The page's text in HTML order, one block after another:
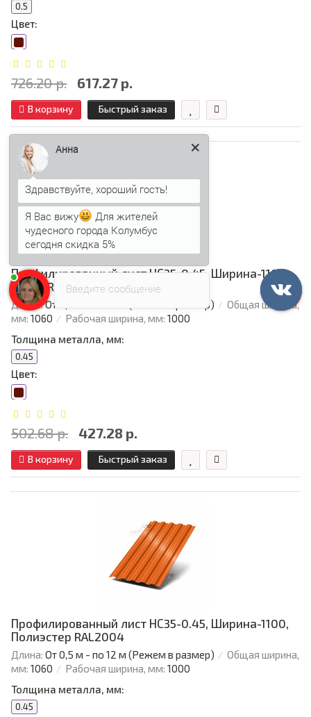
0.5
Цвет:
726.20 р. 617.27 р.
В корзину Быстрый заказ
Ваша скидка: -15%
Профилированный лист НС35-0.45, Ширина-1100,
Viking RAL3005
Длина:От 0,5 м - по 12 м (Режем в размер)
Общая ширина,
мм: 1060 Рабочая ширина, мм: 1000
Толщина металла, мм:
0.45
Цвет:
502.68 р. 427.28 р.
В корзину Быстрый заказ
Профилированный лист НС35-0.45, Ширина-1100,
Полиэстер RAL2004
Длина: От 0,5 м - по 12 м (Режем в размер)
Общая ширина,
мм: 1060 Рабочая ширина, мм: 1000
Толщина металла, мм:
0.45
Введите сообщение
Анна
Здравствуйте, хороший гость!
Я Вас вижу
Для жителей
чудесного города Колумбус
сегодня скидка 5%
Аннапечатает...